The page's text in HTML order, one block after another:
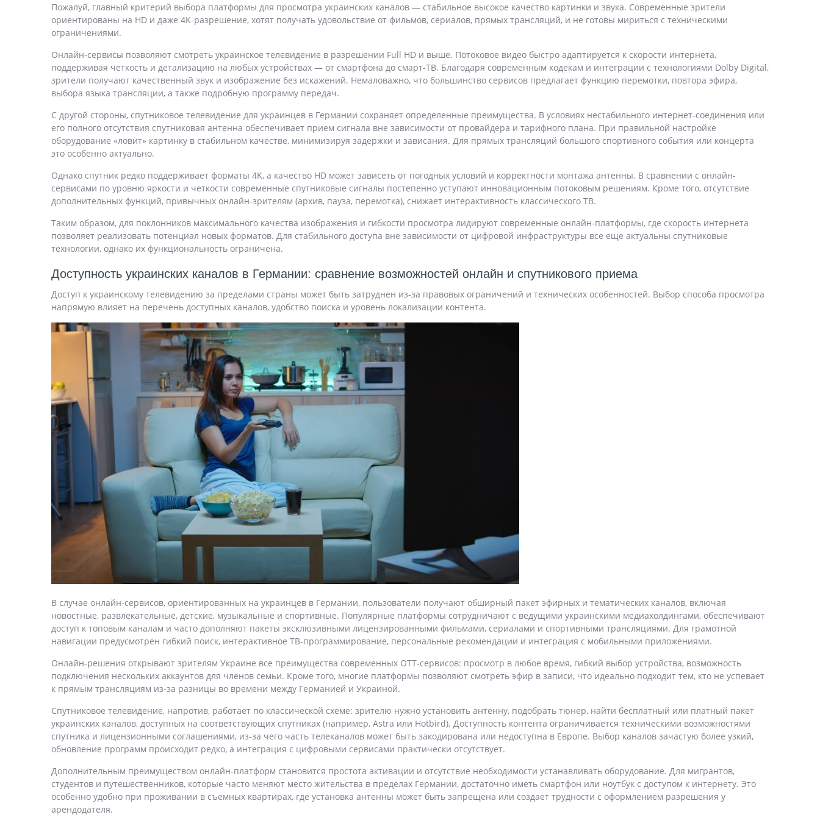
Пожалуй, главный критерий выбора платформы для просмотра украинских каналов — стабильное высокое качество картинки и звука. Современные зрители
ориентированы на HD и даже 4K-разрешение, хотят получать удовольствие от фильмов, сериалов, прямых трансляций, и не готовы мириться с техническими
ограничениями.
Онлайн-сервисы позволяют смотреть украинское телевидение в разрешении Full HD и выше. Потоковое видео быстро адаптируется к скорости интернета,
поддерживая четкость и детализацию на любых устройствах — от смартфона до смарт-ТВ. Благодаря современным кодекам и интеграции с технологиями Dolby Digital,
зрители получают качественный звук и изображение без искажений. Немаловажно, что большинство сервисов предлагает функцию перемотки, повтора эфира,
выбора языка трансляции, а также подробную программу передач.
С другой стороны, спутниковое телевидение для украинцев в Германии сохраняет определенные преимущества. В условиях нестабильного интернет-соединения или
его полного отсутствия спутниковая антенна обеспечивает прием сигнала вне зависимости от провайдера и тарифного плана. При правильной настройке
оборудование «ловит» картинку в стабильном качестве, минимизируя задержки и зависания. Для прямых трансляций большого спортивного события или концерта
это особенно актуально.
Однако спутник редко поддерживает форматы 4K, а качество HD может зависеть от погодных условий и корректности монтажа антенны. В сравнении с онлайн-
сервисами по уровню яркости и четкости современные спутниковые сигналы постепенно уступают инновационным потоковым решениям. Кроме того, отсутствие
дополнительных функций, привычных онлайн-зрителям (архив, пауза, перемотка), снижает интерактивность классического ТВ.
Таким образом, для поклонников максимального качества изображения и гибкости просмотра лидируют современные онлайн-платформы, где скорость интернета
позволяет реализовать потенциал новых форматов. Для стабильного доступа вне зависимости от цифровой инфраструктуры все еще актуальны спутниковые
технологии, однако их функциональность ограничена.
Доступность украинских каналов в Германии: сравнение возможностей онлайн и спутникового приема
Доступ к украинскому телевидению за пределами страны может быть затруднен из-за правовых ограничений и технических особенностей. Выбор способа просмотра
напрямую влияет на перечень доступных каналов, удобство поиска и уровень локализации контента.
В случае онлайн-сервисов, ориентированных на украинцев в Германии, пользователи получают обширный пакет эфирных и тематических каналов, включая
новостные, развлекательные, детские, музыкальные и спортивные. Популярные платформы сотрудничают с ведущими украинскими медиахолдингами, обеспечивают
доступ к топовым каналам и часто дополняют пакеты эксклюзивными лицензированными фильмами, сериалами и спортивными трансляциями. Для грамотной
навигации предусмотрен гибкий поиск, интерактивное ТВ-программирование, персональные рекомендации и интеграция с мобильными приложениями.
Онлайн-решения открывают зрителям Украине все преимущества современных OTT-сервисов: просмотр в любое время, гибкий выбор устройства, возможность
подключения нескольких аккаунтов для членов семьи. Кроме того, многие платформы позволяют смотреть эфир в записи, что идеально подходит тем, кто не успевает
к прямым трансляциям из-за разницы во времени между Германией и Украиной.
Спутниковое телевидение, напротив, работает по классической схеме: зрителю нужно установить антенну, подобрать тюнер, найти бесплатный или платный пакет
украинских каналов, доступных на соответствующих спутниках (например, Astra или Hotbird). Доступность контента ограничивается техническими возможностями
спутника и лицензионными соглашениями, из-за чего часть телеканалов может быть закодирована или недоступна в Европе. Выбор каналов зачастую более узкий,
обновление программ происходит редко, а интеграция с цифровыми сервисами практически отсутствует.
Дополнительным преимуществом онлайн-платформ становится простота активации и отсутствие необходимости устанавливать оборудование. Для мигрантов,
студентов и путешественников, которые часто меняют место жительства в пределах Германии, достаточно иметь смартфон или ноутбук с доступом к интернету. Это
особенно удобно при проживании в съемных квартирах, где установка антенны может быть запрещена или создает трудности с оформлением разрешения у
арендодателя.